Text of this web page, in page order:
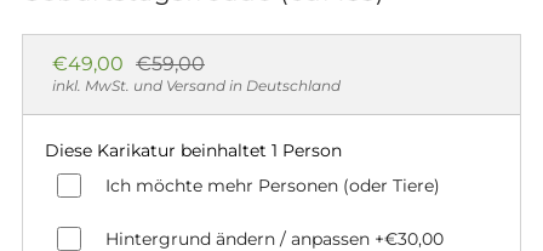
Normaler
Preis
€49,00 Sonderpreis
€59,00
inkl. MwSt. und Versand in Deutschland
Diese Karikatur beinhaltet 1 Person
Ich möchte mehr Personen (oder Tiere)
Hintergrund ändern / anpassen +€30,00